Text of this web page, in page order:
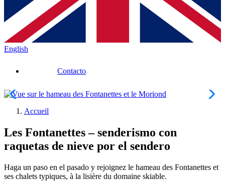
English
Contacto
Accueil
Les Fontanettes – senderismo con
raquetas de nieve por el sendero
Haga un paso en el pasado y rejoignez le hameau des Fontanettes et
ses chalets typiques, à la lisière du domaine skiable.